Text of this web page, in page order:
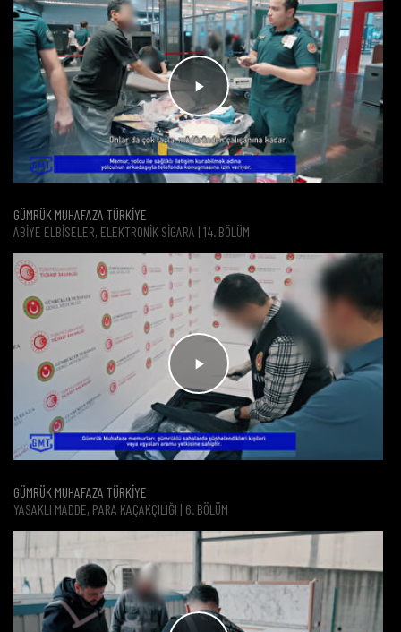
GÜMRÜK MUHAFAZA TÜRKİYE
ABIYE ELBISELER, ELEKTRONIK SIGARA | 14. BÖLÜM
GÜMRÜK MUHAFAZA TÜRKİYE
YASAKLI MADDE, PARA KAÇAKÇILIĞI | 6. BÖLÜM